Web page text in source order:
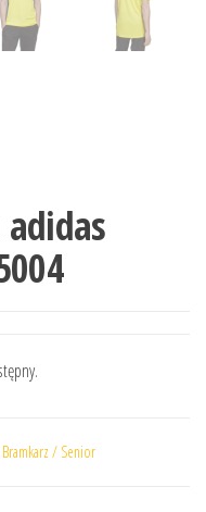
Bramkarz / Senior